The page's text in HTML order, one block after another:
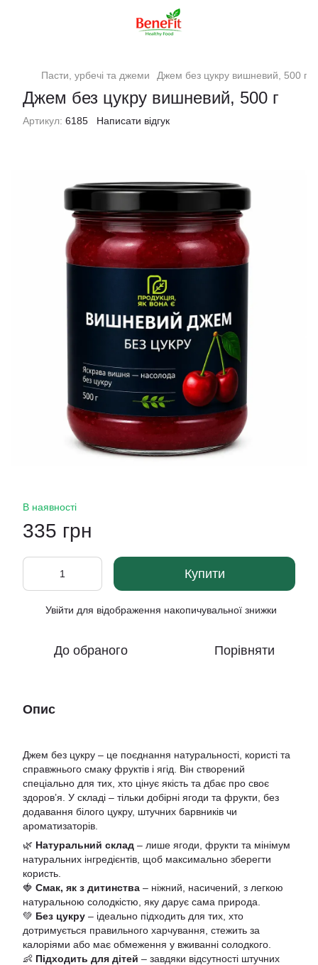
Пасти, урбечі та джеми Джем без цукру вишневий, 500 г
Джем без цукру вишневий, 500 г
Артикул: 6185 Написати відгук
В наявності
335 грн
Купити
Увійти для відображення накопичувальної знижки
До обраного Порівняти
Опис
Джем без цукру – це поєднання натуральності, користі та
справжнього смаку фруктів і ягід. Він створений
спеціально для тих, хто цінує якість та дбає про своє
здоров’я. У складі – тільки добірні ягоди та фрукти, без
додавання білого цукру, штучних барвників чи
ароматизаторів.
🌿 Натуральний склад – лише ягоди, фрукти та мінімум
натуральних інгредієнтів, щоб максимально зберегти
користь.
🍓 Смак, як з дитинства – ніжний, насичений, з легкою
натуральною солодкістю, яку дарує сама природа.
💚 Без цукру – ідеально підходить для тих, хто
дотримується правильного харчування, стежить за
калоріями або має обмеження у вживанні солодкого.
👶 Підходить для дітей – завдяки відсутності штучних